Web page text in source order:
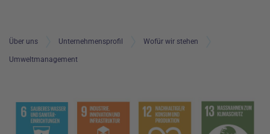
Über uns Unternehmensprofil Wofür wir stehen
Umweltmanagement